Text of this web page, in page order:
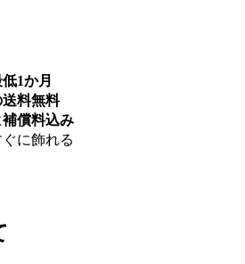
1か月
料無料
補償料込み
に飾れる